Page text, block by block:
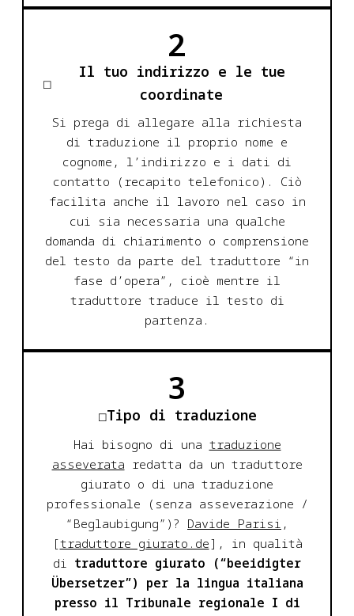
2
Il tuo indirizzo e le tue
coordinate
Si prega di allegare alla richiesta
di traduzione il proprio nome e
cognome, l’indirizzo e i dati di
contatto (recapito telefonico). Ciò
facilita anche il lavoro nel caso in
cui sia necessaria una qualche
domanda di chiarimento o comprensione
del testo da parte del traduttore “in
fase d’opera”, cioè mentre il
traduttore traduce il testo di
partenza.
3
Tipo di traduzione
Hai bisogno di una traduzione
asseverata redatta da un traduttore
giurato o di una traduzione
professionale (senza asseverazione /
“Beglaubigung”)? Davide Parisi ,
[traduttore giurato.de], in qualità
di traduttore giurato (“beeidigter
Übersetzer”) per la lingua italiana
presso il Tribunale regionale I di